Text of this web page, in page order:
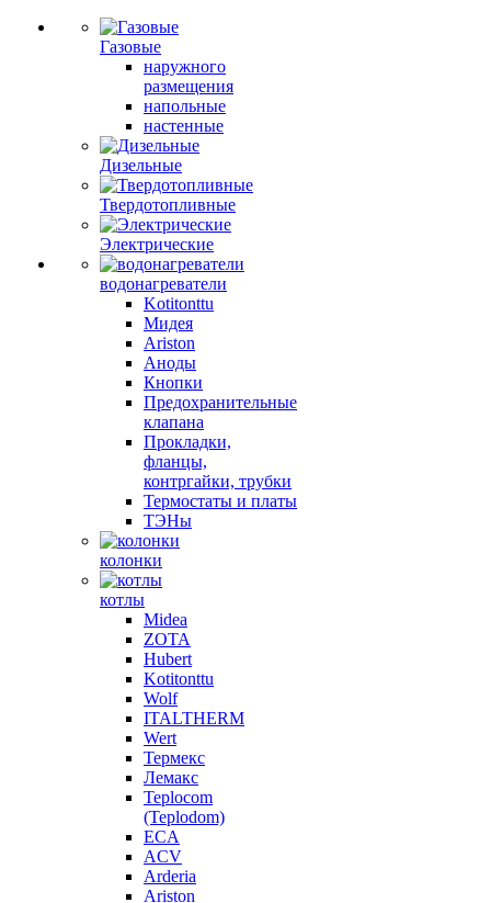
Газовые
наружного
размещения
напольные
настенные
Дизельные
Твердотопливные
Электрические
водонагреватели
Kotitonttu
Мидея
Ariston
Аноды
Кнопки
Предохранительные
клапана
Прокладки,
фланцы,
контргайки, трубки
Термостаты и платы
ТЭНы
колонки
котлы
Midea
ZOTA
Hubert
Kotitonttu
Wolf
ITALTHERM
Wert
Термекс
Лемакс
Teplocom
(Teplodom)
ECA
ACV
Arderia
Ariston